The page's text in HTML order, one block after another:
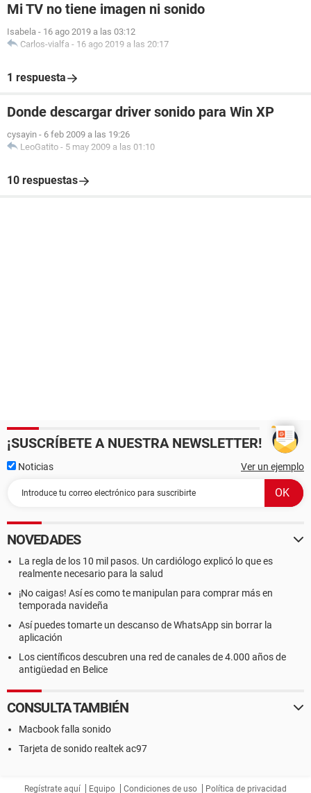
Mi TV no tiene imagen ni sonido
Isabela - 16 ago 2019 a las 03:12
Carlos-vialfa - 16 ago 2019 a las 20:17
1 respuesta
Donde descargar driver sonido para Win XP
cysayin - 6 feb 2009 a las 19:26
LeoGatito - 5 may 2009 a las 01:10
10 respuestas
¡SUSCRÍBETE A NUESTRA NEWSLETTER!
Noticias Ver un ejemplo
NOVEDADES
La regla de los 10 mil pasos. Un cardiólogo explicó lo que es
realmente necesario para la salud
¡No caigas! Así es como te manipulan para comprar más en
temporada navideña
Así puedes tomarte un descanso de WhatsApp sin borrar la
aplicación
Los científicos descubren una red de canales de 4.000 años de
antigüedad en Belice
CONSULTA TAMBIÉN
Macbook falla sonido
Tarjeta de sonido realtek ac97
Regístrate aquí Equipo Condiciones de uso Política de privacidad